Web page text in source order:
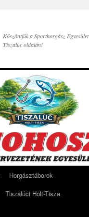
Köszöntjük a Sporthorgász Egyesület
Tiszalúc oldalán!
Horgásztáborok
Tiszalúci Holt-Tisza